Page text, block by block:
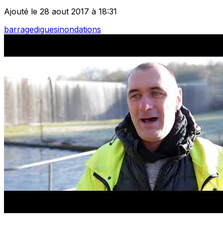
Ajouté le 28 aout 2017 à 18:31
barragediguesinondations